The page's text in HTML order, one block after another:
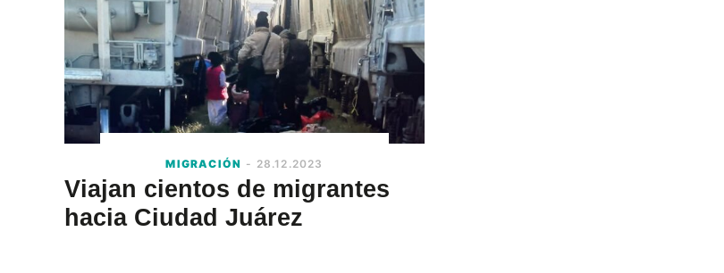
MIGRACIÓN - 28.12.2023
Viajan cientos de migrantes
hacia Ciudad Juárez